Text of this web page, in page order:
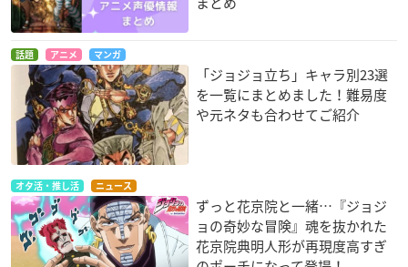
話題 アニメ マンガ
「ジョジョ立ち」キャラ別23選
を一覧にまとめました！難易度
や元ネタも合わせてご紹介
オタ活・推し活 ニュース
ずっと花京院と一緒…『ジョジ
ョの奇妙な冒険』魂を抜かれた
花京院典明人形が再現度高すぎ